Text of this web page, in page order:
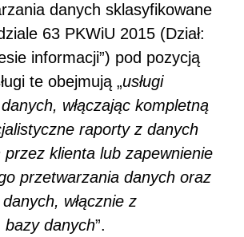
danych sklasyfikowane
63 PKWiU 2015 (Dział:
informacji”) pod pozycją
te obejmują „usługi
włączając kompletną
raporty z danych
klienta lub zapewnienie
przetwarzania danych oraz
włącznie z
bazy danych”.